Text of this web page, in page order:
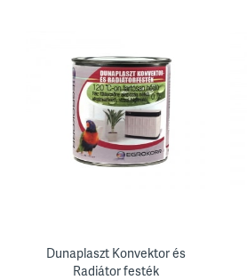
Dunaplaszt Konvektor és
Radiátor festék